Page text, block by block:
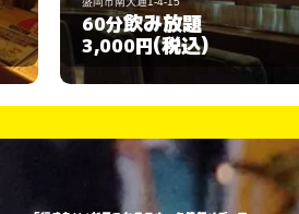
120分飲み放題
3,000円(税込)